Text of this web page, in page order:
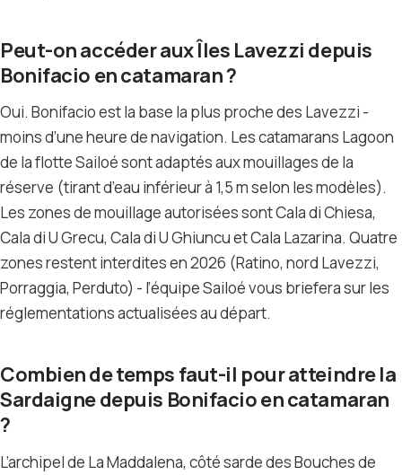
Peut-on accéder aux Îles Lavezzi depuis
Bonifacio en catamaran ?
Oui. Bonifacio est la base la plus proche des Lavezzi -
moins d’une heure de navigation. Les catamarans Lagoon
de la flotte Sailoé sont adaptés aux mouillages de la
réserve (tirant d’eau inférieur à 1,5 m selon les modèles).
Les zones de mouillage autorisées sont Cala di Chiesa,
Cala di U Grecu, Cala di U Ghiuncu et Cala Lazarina. Quatre
zones restent interdites en 2026 (Ratino, nord Lavezzi,
Porraggia, Perduto) - l’équipe Sailoé vous briefera sur les
réglementations actualisées au départ.
Combien de temps faut-il pour atteindre la
Sardaigne depuis Bonifacio en catamaran
?
L’archipel de La Maddalena, côté sarde des Bouches de